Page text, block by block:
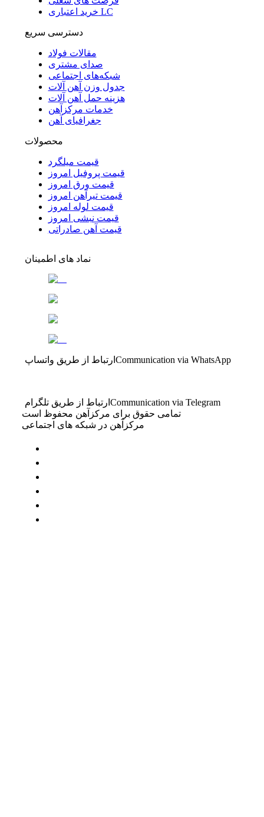
خرید اعتباری LC
دسترسی سریع
مقالات فولاد
صدای مشتری
شبکه‌های اجتماعی
جدول وزن آهن آلات
هزینه حمل آهن آلات
خدمات مرکزآهن
جغرافیای آهن
محصولات
قیمت میلگرد
قیمت پروفیل امروز
قیمت ورق امروز
قیمت تیرآهن امروز
قیمت لوله امروز
قیمت نبشی امروز
قیمت آهن صادراتی
نماد های اطمینان
ارتباط از طریق واتساپ Communication via WhatsApp
ارتباط از طریق تلگرام Communication via Telegram
تمامی حقوق برای مرکزآهن محفوظ است
مرکزآهن در شبکه های اجتماعی